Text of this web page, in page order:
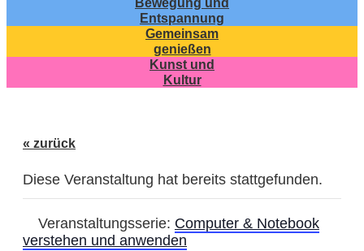
Entspannung
Gemeinsam
genießen
Kunst und
Kultur
« zurück
Diese Veranstaltung hat bereits stattgefunden.
Veranstaltungsserie: Computer & Notebook
verstehen und anwenden